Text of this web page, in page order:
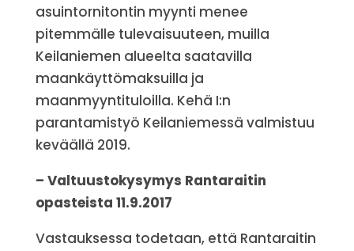
asuintornitontin myynti menee
pitemmälle tulevaisuuteen, muilla
Keilaniemen alueelta saatavilla
maankäyttömaksuilla ja
maanmyyntituloilla. Kehä I:n
parantamistyö Keilaniemessä valmistuu
keväällä 2019.
– Valtuustokysymys Rantaraitin
opasteista 11.9.2017
Vastauksessa todetaan, että Rantaraitin